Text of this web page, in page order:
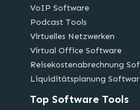
VoIP Software
Podcast Tools
Virtuelles Netzwerken
Virtual Office Software
Reisekostenabrechnung
Liquiditätsplanung
Top Software Tools